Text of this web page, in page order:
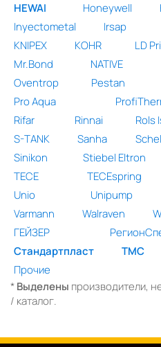
HEWAI
Honeywell
Inyectometal
Irsap
KNIPEX
KOHR LD
Mr.Bond
NATIVE
Oventrop
Pestan
Pro Aqua
Rifar
Rinnai Rols
S-TANK
Sanha
Sinikon
Stiebel Eltron
TECE
TECEspring
Unio
Unipump
Varmann
Walraven
ГЕЙЗЕР
Стандартпласт
ТМС
Прочие
*Выделены производители,
/ каталог.